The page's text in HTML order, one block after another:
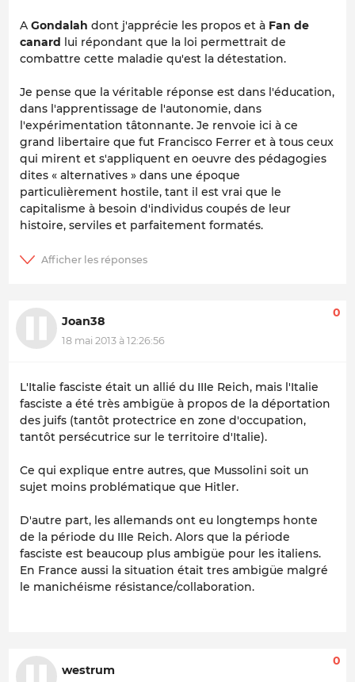
A Gondalah dont j'apprécie les propos et à Fan de
canard lui répondant que la loi permettrait de
combattre cette maladie qu'est la détestation.
Je pense que la véritable réponse est dans l'éducation,
dans l'apprentissage de l'autonomie, dans
l'expérimentation tâtonnante. Je renvoie ici à ce
grand libertaire que fut Francisco Ferrer et à tous ceux
qui mirent et s'appliquent en oeuvre des pédagogies
dites « alternatives » dans une époque
particulièrement hostile, tant il est vrai que le
capitalisme à besoin d'individus coupés de leur
histoire, serviles et parfaitement formatés.
Joan38
18 mai 2013 à 12:26:56
0
L'Italie fasciste était un allié du IIIe Reich, mais l'Italie
fasciste a été très ambigüe à propos de la déportation
des juifs (tantôt protectrice en zone d'occupation,
tantôt persécutrice sur le territoire d'Italie).
Ce qui explique entre autres, que Mussolini soit un
sujet moins problématique que Hitler.
D'autre part, les allemands ont eu longtemps honte
de la période du IIIe Reich. Alors que la période
fasciste est beaucoup plus ambigüe pour les italiens.
En France aussi la situation était tres ambigüe malgré
le manichéisme résistance/collaboration.
westrum
0